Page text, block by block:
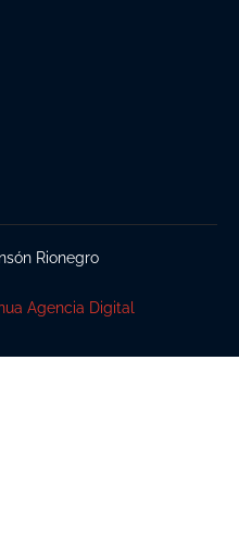
Rionegro
Agencia Digital